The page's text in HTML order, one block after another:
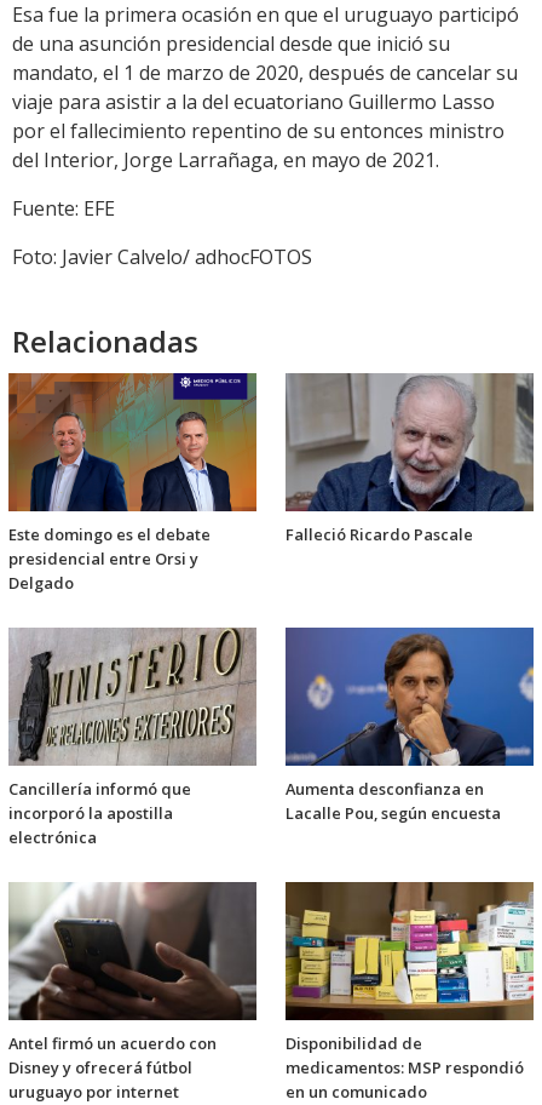
Esa fue la primera ocasión en que el uruguayo participó
de una asunción presidencial desde que inició su
mandato, el 1 de marzo de 2020, después de cancelar su
viaje para asistir a la del ecuatoriano Guillermo Lasso
por el fallecimiento repentino de su entonces ministro
del Interior, Jorge Larrañaga, en mayo de 2021.
Fuente: EFE
Foto: Javier Calvelo/ adhocFOTOS
Relacionadas
Este domingo es el debate
presidencial entre Orsi y
Delgado
Falleció Ricardo Pascale
Cancillería informó que
incorporó la apostilla
electrónica
Aumenta desconfianza en
Lacalle Pou, según encuesta
Antel firmó un acuerdo con
Disney y ofrecerá fútbol
uruguayo por internet
Disponibilidad de
medicamentos: MSP respondió
en un comunicado